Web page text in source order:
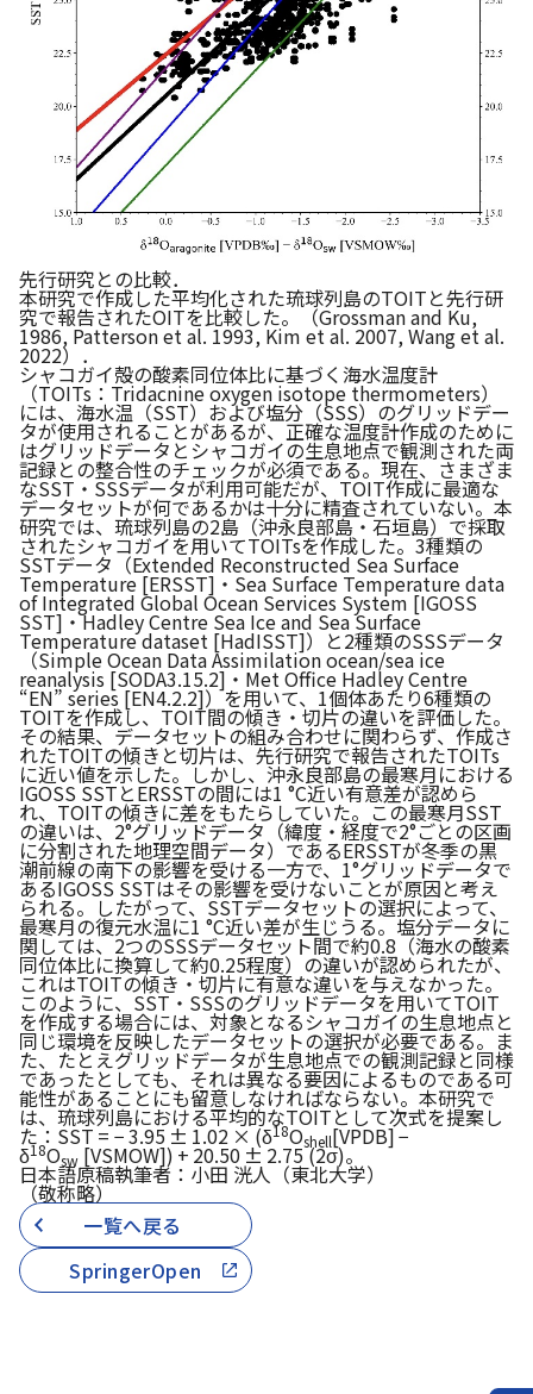
先行研究との比較．
本研究で作成した平均化された琉球列島のTOITと先行研
究で報告されたOITを比較した。（Grossman and Ku,
1986, Patterson et al. 1993, Kim et al. 2007, Wang et al.
2022）．
シャコガイ殻の酸素同位体比に基づく海水温度計
（TOITs：Tridacnine oxygen isotope thermometers）
には、海水温（SST）および塩分（SSS）のグリッドデー
タが使用されることがあるが、正確な温度計作成のために
はグリッドデータとシャコガイの生息地点で観測された両
記録との整合性のチェックが必須である。現在、さまざま
なSST・SSSデータが利用可能だが、TOIT作成に最適な
データセットが何であるかは十分に精査されていない。本
研究では、琉球列島の2島（沖永良部島・石垣島）で採取
されたシャコガイを用いてTOITsを作成した。3種類の
SSTデータ（Extended Reconstructed Sea Surface
Temperature [ERSST]・Sea Surface Temperature data
of Integrated Global Ocean Services System [IGOSS
SST]・Hadley Centre Sea Ice and Sea Surface
Temperature dataset [HadISST]）と2種類のSSSデータ
（Simple Ocean Data Assimilation ocean/sea ice
reanalysis [SODA3.15.2]・Met Office Hadley Centre
“EN” series [EN4.2.2]）を用いて、1個体あたり6種類の
TOITを作成し、TOIT間の傾き・切片の違いを評価した。
その結果、データセットの組み合わせに関わらず、作成さ
れたTOITの傾きと切片は、先行研究で報告されたTOITs
に近い値を示した。しかし、沖永良部島の最寒月における
IGOSS SSTとERSSTの間には1 °C近い有意差が認めら
れ、TOITの傾きに差をもたらしていた。この最寒月SST
の違いは、2°グリッドデータ（緯度・経度で2°ごとの区画
に分割された地理空間データ）であるERSSTが冬季の黒
潮前線の南下の影響を受ける一方で、1°グリッドデータで
あるIGOSS SSTはその影響を受けないことが原因と考え
られる。したがって、SSTデータセットの選択によって、
最寒月の復元水温に1 °C近い差が生じうる。塩分データに
関しては、2つのSSSデータセット間で約0.8（海水の酸素
同位体比に換算して約0.25程度）の違いが認められたが、
これはTOITの傾き・切片に有意な違いを与えなかった。
このように、SST・SSSのグリッドデータを用いてTOIT
を作成する場合には、対象となるシャコガイの生息地点と
同じ環境を反映したデータセットの選択が必要である。ま
た、たとえグリッドデータが生息地点での観測記録と同様
であったとしても、それは異なる要因によるものである可
能性があることにも留意しなければならない。本研究で
は、琉球列島における平均的なTOITとして次式を提案し
た：SST = − 3.95 ± 1.02 × (δ18Oshell[VPDB] −
δ18Osw [VSMOW]) + 20.50 ± 2.75 (2σ)。
日本語原稿執筆者：小田 洸人（東北大学）
（敬称略）
一覧へ戻る
SpringerOpen